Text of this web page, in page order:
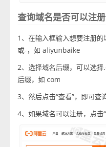
查询域名是否可以注
1、在输入框输入想要注册
或-，如 aliyunbaike
2、选择域名后缀，可以选
后缀，如 com
3、然后点击“查看”，即可
4、如果域名可以注册，点击